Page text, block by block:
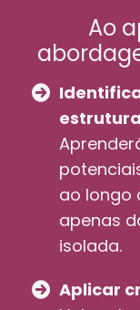
Ao
ao longo
apenas
isolada.
Aplicar